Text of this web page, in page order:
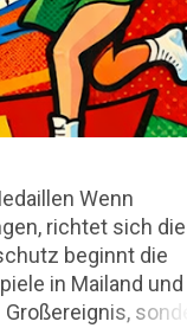
Wenn
richtet sich die
beginnt die
in Mailand und